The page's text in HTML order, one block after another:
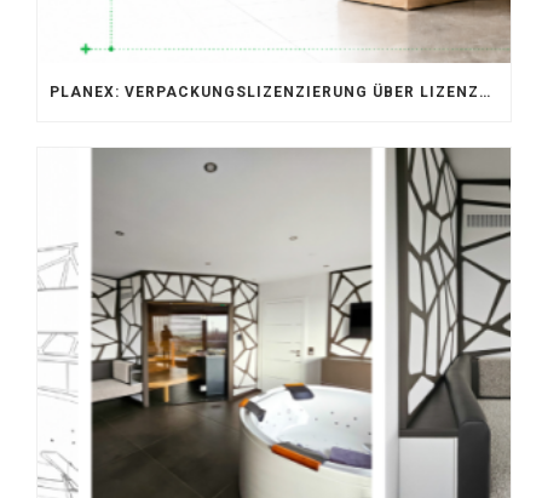
PLANEX: VERPACKUNGSLIZENZIERUNG ÜBER LIZENZERO & LUCID 2026